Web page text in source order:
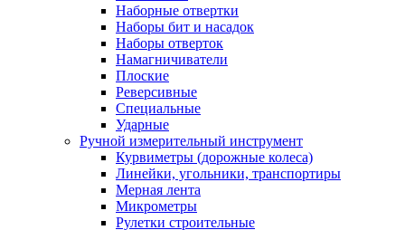
Наборные отвертки
Наборы бит и насадок
Наборы отверток
Намагничиватели
Плоские
Реверсивные
Специальные
Ударные
Ручной измерительный инструмент
Курвиметры (дорожные колеса)
Линейки, угольники, транспортиры
Мерная лента
Микрометры
Рулетки строительные